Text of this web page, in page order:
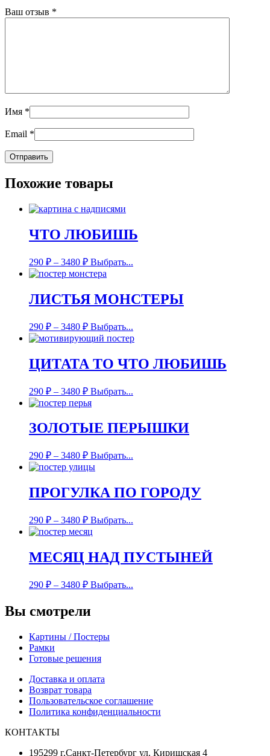
Ваш отзыв *
Имя *
Email *
Похожие товары
ЧТО ЛЮБИШЬ
290 ₽ – 3480 ₽ Выбрать...
ЛИСТЬЯ МОНСТЕРЫ
290 ₽ – 3480 ₽ Выбрать...
ЦИТАТА ТО ЧТО ЛЮБИШЬ
290 ₽ – 3480 ₽ Выбрать...
ЗОЛОТЫЕ ПЕРЫШКИ
290 ₽ – 3480 ₽ Выбрать...
ПРОГУЛКА ПО ГОРОДУ
290 ₽ – 3480 ₽ Выбрать...
МЕСЯЦ НАД ПУСТЫНЕЙ
290 ₽ – 3480 ₽ Выбрать...
Вы смотрели
Картины / Постеры
Рамки
Готовые решения
Доставка и оплата
Возврат товара
Пользовательское соглашение
Политика конфиденциальности
КОНТАКТЫ
195299 г.Санкт-Петербург ул. Киришская 4